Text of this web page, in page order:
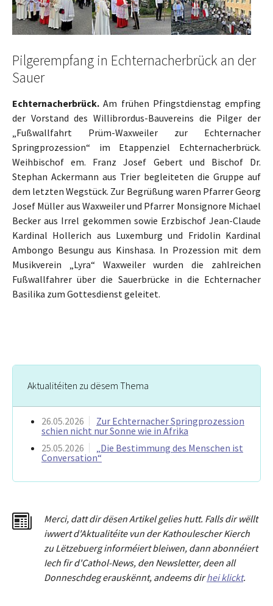
Pilgerempfang in Echternacherbrück an der
Sauer
Echternacherbrück. Am frühen Pfingstdienstag empfing
der Vorstand des Willibrordus-Bauvereins die Pilger der
„Fußwallfahrt Prüm-Waxweiler zur Echternacher
Springprozession“ im Etappenziel Echternacherbrück.
Weihbischof em. Franz Josef Gebert und Bischof Dr.
Stephan Ackermann aus Trier begleiteten die Gruppe auf
dem letzten Wegstück. Zur Begrüßung waren Pfarrer Georg
Josef Müller aus Waxweiler und Pfarrer Monsignore Michael
Becker aus Irrel gekommen sowie Erzbischof Jean-Claude
Kardinal Hollerich aus Luxemburg und Fridolin Kardinal
Ambongo Besungu aus Kinshasa. In Prozession mit dem
Musikverein „Lyra“ Waxweiler wurden die zahlreichen
Fußwallfahrer über die Sauerbrücke in die Echternacher
Basilika zum Gottesdienst geleitet.
Aktualitéiten zu dësem Thema
26.05.2026
Zur Echternacher Springprozession
schien nicht nur Sonne wie in Afrika
25.05.2026
„Die Bestimmung des Menschen ist
Conversation“
Merci, dattdir dësen Artikel gelies hutt. Falls dir wëllt
iwwert d'Aktualitéite vun der Kathoulescher Kierch
zu Lëtzebuerg informéiert bleiwen, dann abonnéiert
Iech fir d'Cathol-News, den Newsletter, deen all
Donneschdeg erauskënnt, andeems dirhei klickt.